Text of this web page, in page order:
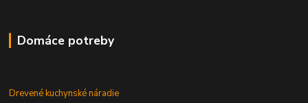
Domáce potreby
Drevené kuchynské náradie